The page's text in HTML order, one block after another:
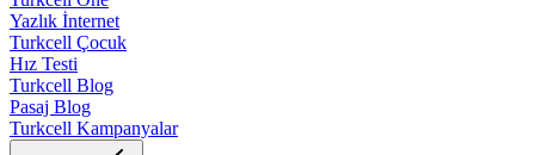
Yazlık İnternet
Turkcell Çocuk
Hız Testi
Turkcell Blog
Pasaj Blog
Turkcell Kampanyalar